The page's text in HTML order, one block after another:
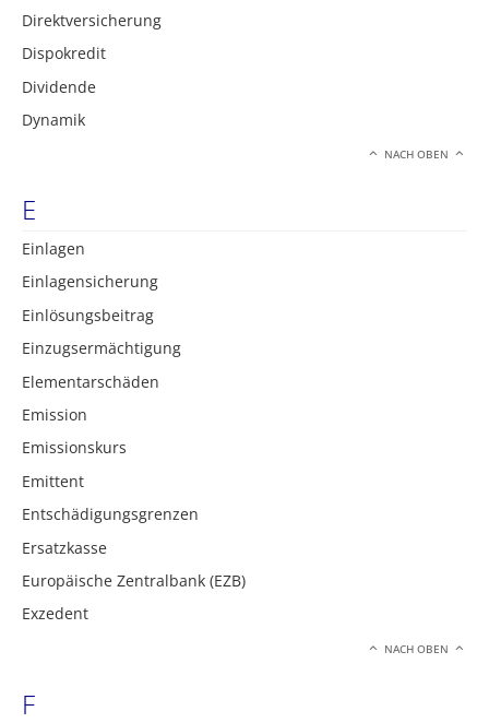
Direktversicherung
Dispokredit
Dividende
Dynamik
NACH OBEN
E
Einlagen
Einlagensicherung
Einlösungsbeitrag
Einzugsermächtigung
Elementarschäden
Emission
Emissionskurs
Emittent
Entschädigungsgrenzen
Ersatzkasse
Europäische Zentralbank (EZB)
Exzedent
NACH OBEN
F